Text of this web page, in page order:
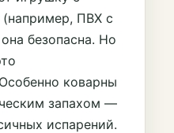
ПВХ с
безопасна. Но
коварны
запахом —
испарений.